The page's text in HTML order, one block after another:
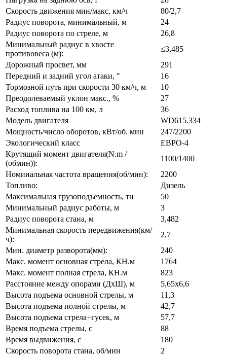
Скорость движения мин/макс, км/ч
80/2,7
Радиус поворота, минимальный, м
24
Радиус поворота по стреле, м
26,8
Минимальный радиус в хвосте
противовеса (м):
≤3,485
Дорожный просвет, мм
291
Передний и задний угол атаки, °
16
Тормозной путь при скорости 30 км/ч, м
10
Преодолеваемый уклон макс., %
27
Расход топлива на 100 км, л
36
Модель двигателя
WD615.334
Мощность/число оборотов, кВт/об. мин
247/2200
Экологический класс
ЕВРО-4
Крутящий момент двигателя(N.m /
(обмин)):
1100/1400
Номинальная частота вращения(об/мин):
2200
Топливо:
Дизель
Максимальная грузоподъемность, тн
50
Минимальный радиус работы, м
3
Радиус поворота стана, м
3,482
Минимальная скорость передвижения(км/
ч):
2,7
Мин. диаметр разворота(мм):
240
Макс. момент основная стрела, КН.м
1764
Макс. момент полная стрела, КН.м
823
Расстояние между опорами (ДхШ), м
5,65x6,6
Высота подъема oсновной стрелы, м
11,3
Высота подъема полной стрелы, м
42,7
Высота подъема стрела+гусек, м
57,7
Время подъема стрелы, с
88
Время выдвижения, с
180
Скорость поворота стана, об/мин
2